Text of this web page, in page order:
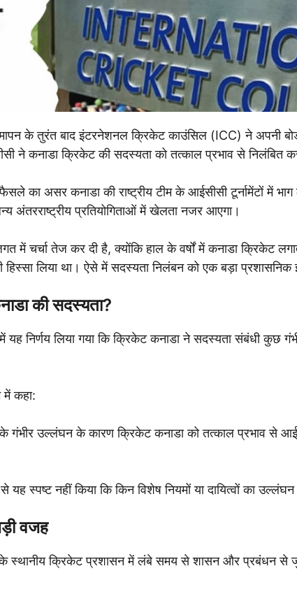
के तुरंत बाद इंटरनेशनल क्रिकेट काउंसिल (ICC) ने अपनी
ने कनाडा क्रिकेट की सदस्यता को तत्काल प्रभाव से निलंबित
का असर कनाडा की राष्ट्रीय टीम के आईसीसी टूर्नामेंटों में
अंतरराष्ट्रीय प्रतियोगिताओं में खेलता नजर आएगा।
चर्चा तेज कर दी है, क्योंकि हाल के वर्षों में कनाडा क्रिकेट
लिया था। ऐसे में सदस्यता निलंबन को एक बड़ा प्रशासनिक
की सदस्यता?
यह निर्णय लिया गया कि क्रिकेट कनाडा ने सदस्यता संबंधी कुछ
कहा:
के गंभीर उल्लंघन के कारण क्रिकेट कनाडा को तत्काल प्रभाव से
यह स्पष्ट नहीं किया कि किन विशेष नियमों या दायित्वों का
वजह
के स्थानीय क्रिकेट प्रशासन में लंबे समय से शासन और प्रबंधन से